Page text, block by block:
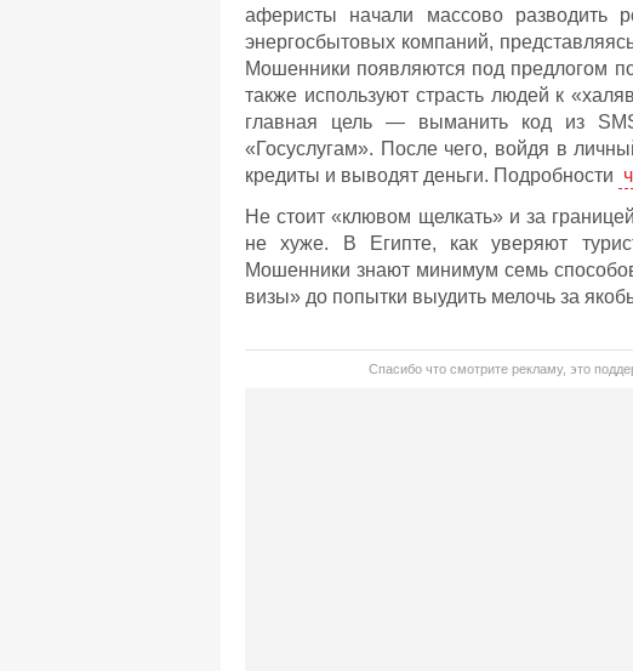
аферисты начали массово разводить
энергосбытовых компаний,
Мошенники появляются под предлогом
также используют страсть людей к
главная цель — выманить код из
«Госуслугам». После чего, войдя в
кредиты и выводят деньги. Подробности
Не стоит «клювом щелкать» и за
не хуже. В Египте, как уверяют
Мошенники знают минимум семь
визы» до попытки выудить мелочь за
Спасибо что смотрите рекламу, это